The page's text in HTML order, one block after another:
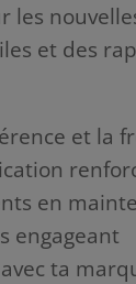
les
et des
et la
en
engageant
ta